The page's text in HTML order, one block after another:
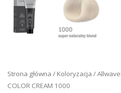
Strona główna / Koloryzacja /
COLOR CREAM 1000